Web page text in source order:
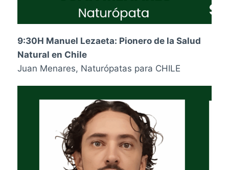
9:30H Manuel Lezaeta: Pionero de la Salud
Natural en Chile
Juan Menares, Naturópatas para CHILE